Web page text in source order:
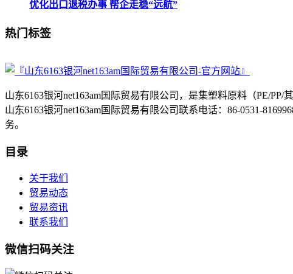
优化出口退税办事 帮企走稳“远航”
热门标签
山东6163银河net163am国际贸易有限公司，是集塑料原料（PE/
山东6163银河net163am国际贸易有限公司联系电话：86-0531-
务。
目录
关于我们
贸易动态
贸易资讯
联系我们
微信扫码关注